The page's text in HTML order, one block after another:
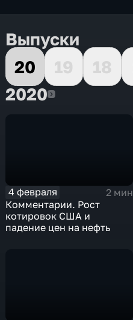
Выпуски
20
19 18
20202020
4 февраля
2 мин
Комментарии. Рост
котировок США и
падение цен на нефть